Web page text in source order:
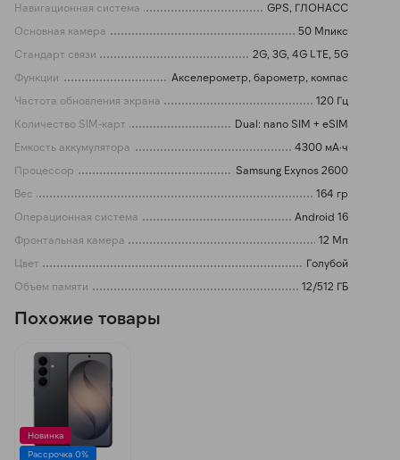
Навигационная система
GPS, ГЛОНАСС
Основная камера
50 Мпикс
Стандарт связи
2G, 3G, 4G LTE, 5G
Функции
Акселерометр, барометр, компас
Частота обновления экрана
120 Гц
Количество SIM-карт
Dual: nano SIM + eSIM
Емкость аккумулятора
4300 мА·ч
Процессор
Samsung Exynos 2600
Вес
164 гр
Операционная система
Android 16
Фронтальная камера
12 Мп
Цвет
Голубой
Объем памяти
12/512 ГБ
Похожие товары
Новинка
Рассрочка 0%